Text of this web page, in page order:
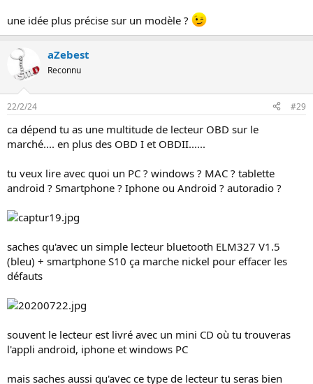
une idée plus précise sur un modèle ?
aZebest
Reconnu
22/2/24 #29
ca dépend tu as une multitude de lecteur OBD sur le
marché.... en plus des OBD I et OBDII......
tu veux lire avec quoi un PC ? windows ? MAC ? tablette
android ? Smartphone ? Iphone ou Android ? autoradio ?
saches qu'avec un simple lecteur bluetooth ELM327 V1.5
(bleu) + smartphone S10 ça marche nickel pour effacer les
défauts
souvent le lecteur est livré avec un mini CD où tu trouveras
l'appli android, iphone et windows PC
mais saches aussi qu'avec ce type de lecteur tu seras bien